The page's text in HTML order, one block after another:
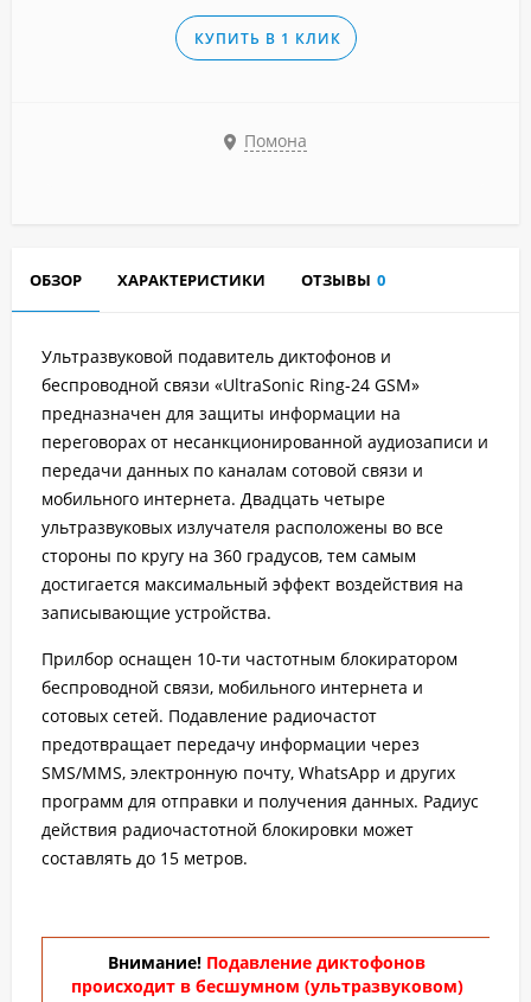
КУПИТЬ В 1 КЛИК
Помона
ОБЗОР ХАРАКТЕРИСТИКИ ОТЗЫВЫ 0
Ультразвуковой подавитель диктофонов и
беспроводной связи «UltraSonic Ring-24 GSM»
предназначен для защиты информации на
переговорах от несанкционированной аудиозаписи и
передачи данных по каналам сотовой связи и
мобильного интернета. Двадцать четыре
ультразвуковых излучателя расположены во все
стороны по кругу на 360 градусов, тем самым
достигается максимальный эффект воздействия на
записывающие устройства.
Прилбор оснащен 10-ти частотным блокиратором
беспроводной связи, мобильного интернета и
сотовых сетей. Подавление радиочастот
предотвращает передачу информации через
SMS/MMS, электронную почту, WhatsApp и других
программ для отправки и получения данных. Радиус
действия радиочастотной блокировки может
составлять до 15 метров.
Внимание! Подавление диктофонов
происходит в бесшумном (ультразвуковом)